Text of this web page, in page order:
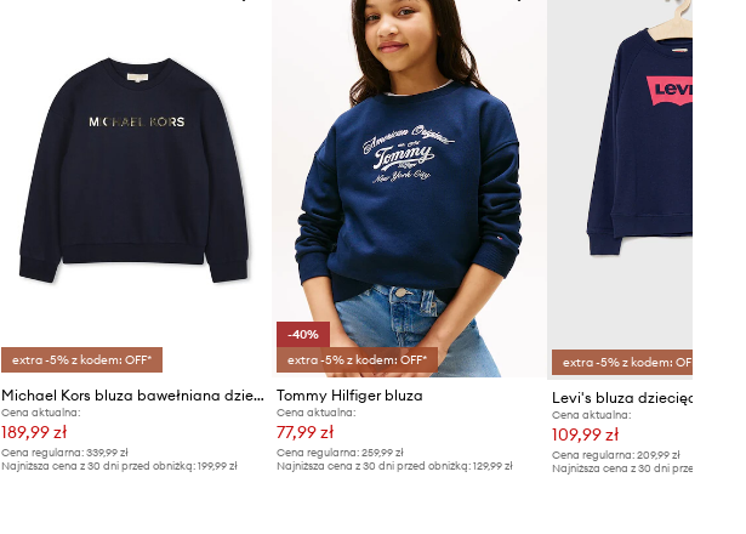
extra -5% z kodem: OFF*
Michael Kors bluza bawełniana dziecięca
Cena aktualna:
189,99 zł
Cena regularna: 339,99 zł
Najniższa cena z 30 dni przed obniżką: 199,99 zł
-40%
extra -5% z kodem: OFF*
Tommy Hilfiger bluza
Cena aktualna:
77,99 zł
Cena regularna:259,99 zł
Najniższa cena z 30 dni przed obniżką:129,99 zł
extra -5% z kodem: OFF*
Levi's bluza dziecięca
Cena aktualna:
109,99 zł
Cena regularna: 209,99 zł
Najniższa cena z 30 dni przed obniżką: